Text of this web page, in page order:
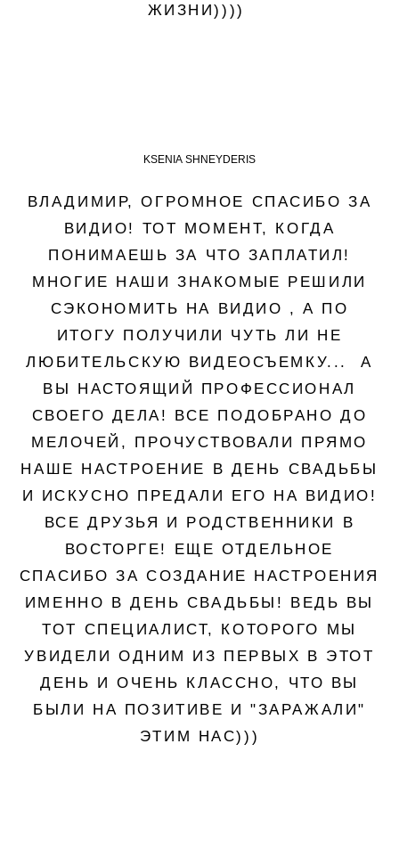
ЖИЗНИ))))
KSENIA SHNEYDERIS
ВЛАДИМИР, ОГРОМНОЕ СПАСИБО ЗА
ВИДИО! ТОТ МОМЕНТ, КОГДА
ПОНИМАЕШЬ ЗА ЧТО ЗАПЛАТИЛ!
МНОГИЕ НАШИ ЗНАКОМЫЕ РЕШИЛИ
СЭКОНОМИТЬ НА ВИДИО , А ПО
ИТОГУ ПОЛУЧИЛИ ЧУТЬ ЛИ НЕ
ЛЮБИТЕЛЬСКУЮ ВИДЕОСЪЕМКУ... А
ВЫ НАСТОЯЩИЙ ПРОФЕССИОНАЛ
СВОЕГО ДЕЛА! ВСЕ ПОДОБРАНО ДО
МЕЛОЧЕЙ, ПРОЧУСТВОВАЛИ ПРЯМО
НАШЕ НАСТРОЕНИЕ В ДЕНЬ СВАДЬБЫ
И ИСКУСНО ПРЕДАЛИ ЕГО НА ВИДИО!
ВСЕ ДРУЗЬЯ И РОДСТВЕННИКИ В
ВОСТОРГЕ! ЕЩЕ ОТДЕЛЬНОЕ
СПАСИБО ЗА СОЗДАНИЕ НАСТРОЕНИЯ
ИМЕННО В ДЕНЬ СВАДЬБЫ! ВЕДЬ ВЫ
ТОТ СПЕЦИАЛИСТ, КОТОРОГО МЫ
УВИДЕЛИ ОДНИМ ИЗ ПЕРВЫХ В ЭТОТ
ДЕНЬ И ОЧЕНЬ КЛАССНО, ЧТО ВЫ
БЫЛИ НА ПОЗИТИВЕ И "ЗАРАЖАЛИ"
ЭТИМ НАС)))